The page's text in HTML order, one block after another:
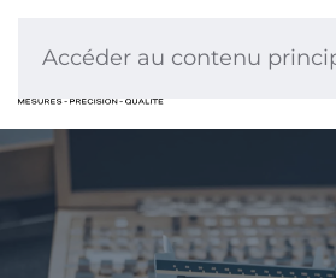
Accéder au contenu